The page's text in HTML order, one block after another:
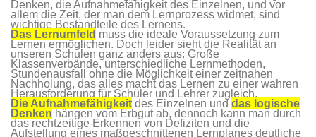
Denken, die Aufnahmefähigkeit des Einzelnen, und vor
allem die Zeit, der man dem Lernprozess widmet, sind
wichtige Bestandteile des Lernens.
Das Lernumfeld muss die ideale Voraussetzung zum
Lernen ermöglichen. Doch leider sieht die Realität an
unseren Schulen ganz anders aus: Große
Klassenverbände, unterschiedliche Lernmethoden,
Stundenausfall ohne die Möglichkeit einer zeitnahen
Nachholung, das alles macht das Lernen zu einer wahren
Herausforderung für Schüler und Lehrer zugleich.
Die Aufnahmefähigkeit des Einzelnen unddas logische
Denkenhängen vom Erbgut ab, dennoch kann man durch
das rechtzeitige Erkennen von Defiziten und die
Aufstellung eines maßgeschnittenen Lernplanes deutliche